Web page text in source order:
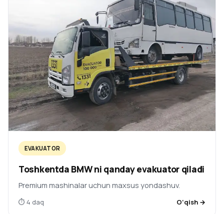
EVAKUATOR
Toshkentda BMW ni qanday evakuator qiladi
Premium mashinalar uchun maxsus yondashuv.
⏱ 4 daq O‘qish →